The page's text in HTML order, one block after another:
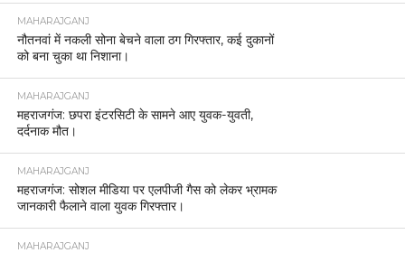
MAHARAJGANJ
नौतनवां में नकली सोना बेचने वाला ठग गिरफ्तार, कई दुकानों
को बना चुका था निशाना।
MAHARAJGANJ
महराजगंज: छपरा इंटरसिटी के सामने आए युवक-युवती,
दर्दनाक मौत।
MAHARAJGANJ
महराजगंज: सोशल मीडिया पर एलपीजी गैस को लेकर भ्रामक
जानकारी फैलाने वाला युवक गिरफ्तार।
MAHARAJGANJ